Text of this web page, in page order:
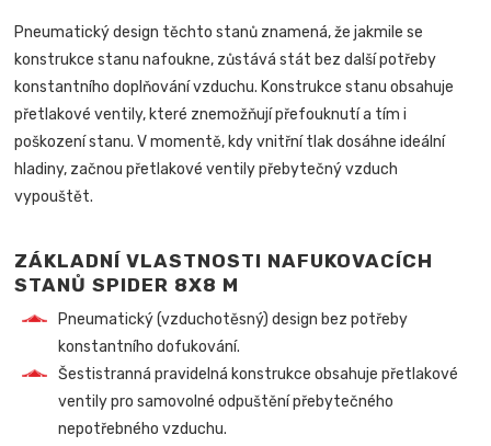
Pneumatický design těchto stanů znamená, že jakmile se
konstrukce stanu nafoukne, zůstává stát bez další potřeby
konstantního doplňování vzduchu. Konstrukce stanu obsahuje
přetlakové ventily, které znemožňují přefouknutí a tím i
poškození stanu. V momentě, kdy vnitřní tlak dosáhne ideální
hladiny, začnou přetlakové ventily přebytečný vzduch
vypouštět.
ZÁKLADNÍ VLASTNOSTI NAFUKOVACÍCH
STANŮ SPIDER 8X8 M
Pneumatický (vzduchotěsný) design bez potřeby
konstantního dofukování.
Šestistranná pravidelná konstrukce obsahuje přetlakové
ventily pro samovolné odpuštění přebytečného
nepotřebného vzduchu.